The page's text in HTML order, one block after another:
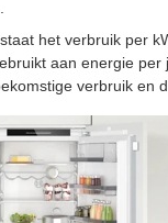
het verbruik per
aan energie per
verbruik en